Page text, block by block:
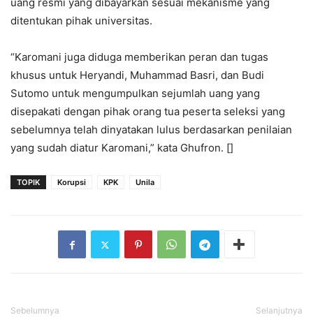
ditentukan pihak universitas.
“Karomani juga diduga memberikan peran dan tugas
khusus untuk Heryandi, Muhammad Basri, dan Budi
Sutomo untuk mengumpulkan sejumlah uang yang
disepakati dengan pihak orang tua peserta seleksi yang
sebelumnya telah dinyatakan lulus berdasarkan penilaian
yang sudah diatur Karomani,” kata Ghufron. []
TOPIK Korupsi KPK Unila
Sebelumnya Selanjutnya